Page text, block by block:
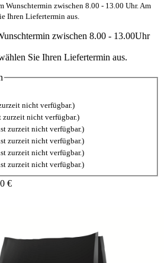
Wunschtermin zwischen 8.00 - 13.00 Uhr. Am
Ihren Liefertermin aus.
zwischen 8.00 - 13.00Uhr
Sie Ihren Liefertermin aus.
nicht verfügbar.)
zurzeit nicht verfügbar.)
zurzeit nicht verfügbar.)
zurzeit nicht verfügbar.)
zurzeit nicht verfügbar.)
zurzeit nicht verfügbar.)
€